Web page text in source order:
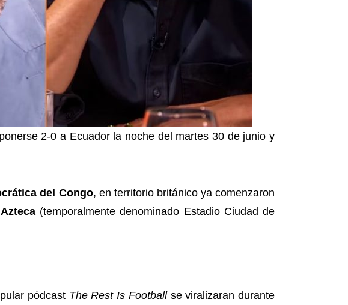
2-0 a Ecuador la noche del martes 30 de junio y
del Congo, en territorio británico ya comenzaron
(temporalmente denominado Estadio Ciudad de
pódcast The Rest Is Footballse viralizaran durante